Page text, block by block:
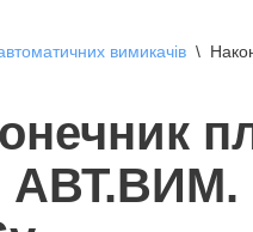
вимикачів \
АВТ.ВИМ.